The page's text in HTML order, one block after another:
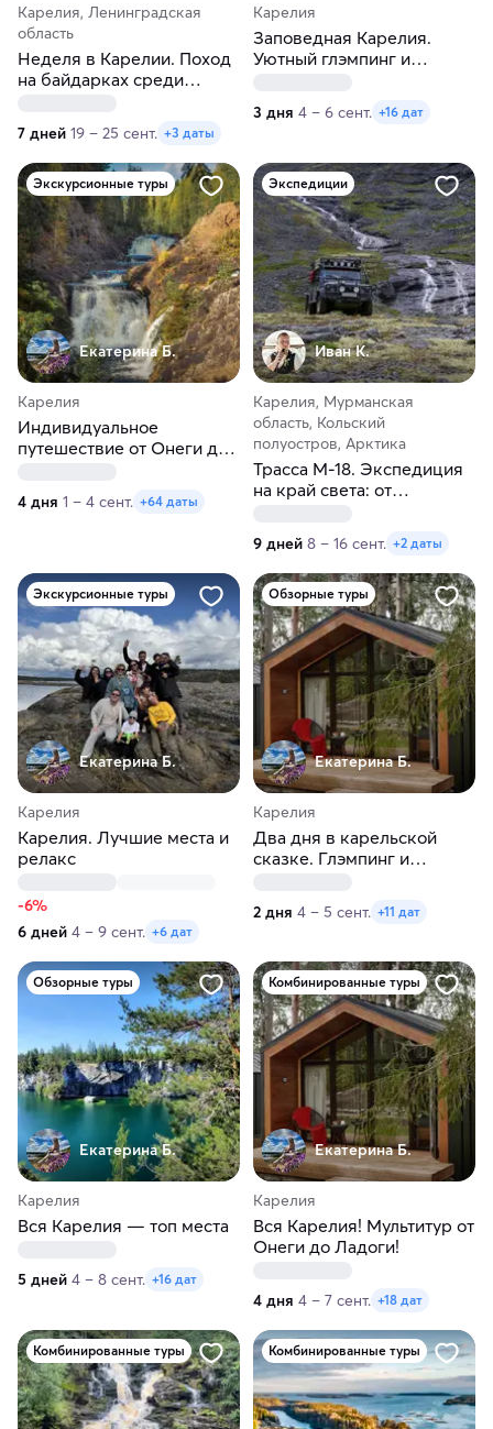
Карелия, Ленинградская
область
Неделя в Карелии. Поход
на байдарках среди
7 дней 19 – 25 сент. +3 даты
Карелия
Заповедная Карелия.
Уютный глэмпинг и
3 дня 4 – 6 сент. +16 дат
Экскурсионные туры
Екатерина Б.
Карелия
Индивидуальное
путешествие от Онеги до
4 дня 1 – 4 сент. +64 даты
Экспедиции
Иван К.
Карелия, Мурманская
область, Кольский
полуостров, Арктика
Трасса М-18. Экспедиция
на край света: от
9 дней 8 – 16 сент. +2 даты
Экскурсионные туры
Екатерина Б.
Карелия
Карелия. Лучшие места и
релакс
-6%
6 дней 4 – 9 сент. +6 дат
Обзорные туры
Екатерина Б.
Карелия
Два дня в карельской
сказке. Глэмпинг и
2 дня 4 – 5 сент. +11 дат
Обзорные туры
Екатерина Б.
Карелия
Вся Карелия — топ места
5 дней 4 – 8 сент. +16 дат
Комбинированные туры
Екатерина Б.
Карелия
Вся Карелия! Мультитур от
Онеги до Ладоги!
4 дня 4 – 7 сент. +18 дат
Комбинированные туры Комбинированные туры